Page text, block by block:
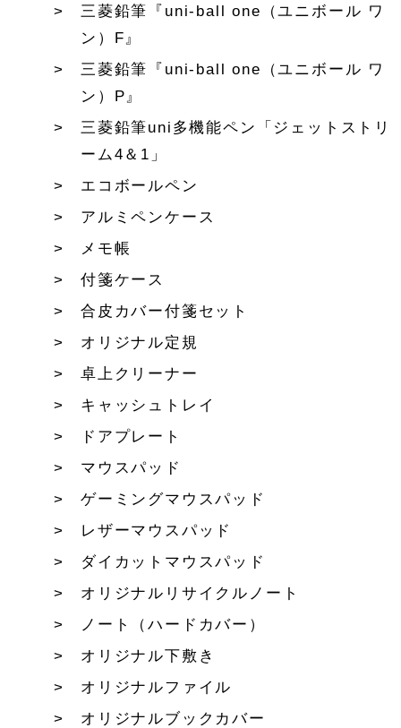
三菱鉛筆『uni-ball one（ユニボール ワ
ン）F』
三菱鉛筆『uni-ball one（ユニボール ワ
ン）P』
三菱鉛筆uni多機能ペン「ジェットストリ
ーム4＆1」
エコボールペン
アルミペンケース
メモ帳
付箋ケース
合皮カバー付箋セット
オリジナル定規
卓上クリーナー
キャッシュトレイ
ドアプレート
マウスパッド
ゲーミングマウスパッド
レザーマウスパッド
ダイカットマウスパッド
オリジナルリサイクルノート
ノート（ハードカバー）
オリジナル下敷き
オリジナルファイル
オリジナルブックカバー